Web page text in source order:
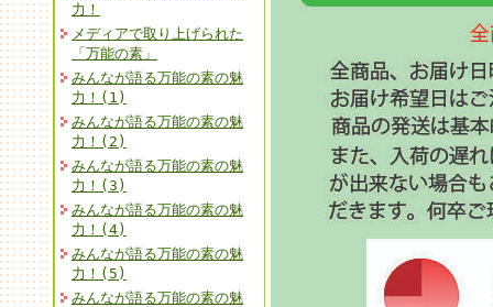
力！
メディアで取り上げられた
「万能の素」
みんなが語る万能の素の魅
力！(1)
みんなが語る万能の素の魅
力！(2)
みんなが語る万能の素の魅
力！(3)
みんなが語る万能の素の魅
力！(4)
みんなが語る万能の素の魅
力！(5)
みんなが語る万能の素の魅